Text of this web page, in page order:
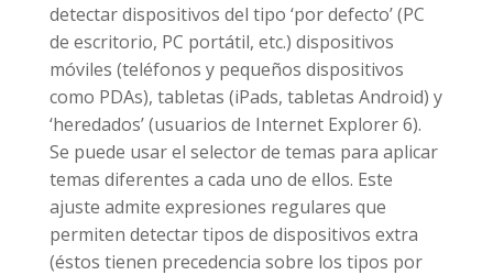
detectar dispositivos del tipo ‘por defecto’ (PC
de escritorio, PC portátil, etc.) dispositivos
móviles (teléfonos y pequeños dispositivos
como PDAs), tabletas (iPads, tabletas Android) y
‘heredados’ (usuarios de Internet Explorer 6).
Se puede usar el selector de temas para aplicar
temas diferentes a cada uno de ellos. Este
ajuste admite expresiones regulares que
permiten detectar tipos de dispositivos extra
(éstos tienen precedencia sobre los tipos por